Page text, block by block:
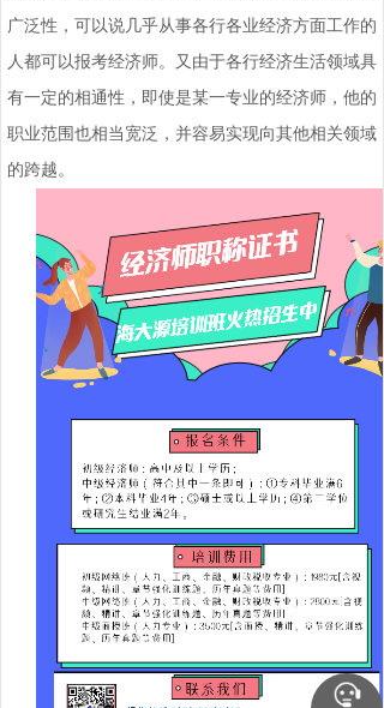
广泛性，可以说几乎从事各行各业经济方面工作的
人都可以报考经济师。又由于各行经济生活领域具
有一定的相通性，即使是某一专业的经济师，他的
职业范围也相当宽泛，并容易实现向其他相关领域
的跨越。